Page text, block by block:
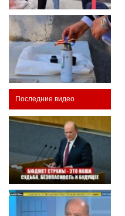
Последние видео